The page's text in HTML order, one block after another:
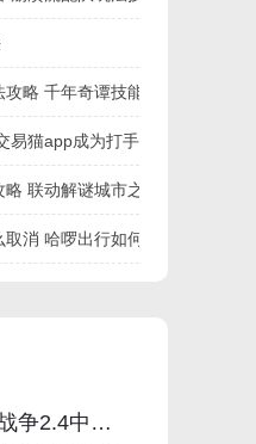
略 千年奇谭技能拆解无伤打法
猫app成为打手方法
联动解谜城市之光怎么过
消 哈啰出行如何关闭免密支付
生存战争2.4中文版